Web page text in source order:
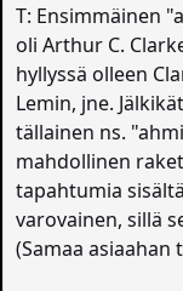
T: Ensimmäinen
oli Arthur C.
hyllyssä olleen
Lemin, jne.
tällainen ns.
mahdollinen
tapahtumia
varovainen, sillä
(Samaa asiaahan